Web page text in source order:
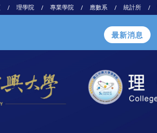
/ 理學院 / 專業學院 / 應數系 / 統計所 /
最新消息